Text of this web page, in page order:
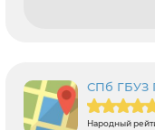
СПб ГБУЗ
Народный